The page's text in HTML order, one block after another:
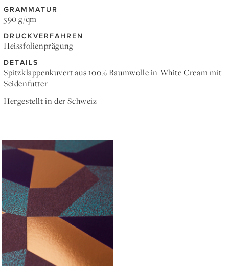
GRAMMATUR
590 g/qm
DRUCKVERFAHREN
Heissfolienprägung
DETAILS
Spitzklappenkuvert aus 100% Baumwolle in White Cream mit
Seidenfutter
Hergestellt in der Schweiz